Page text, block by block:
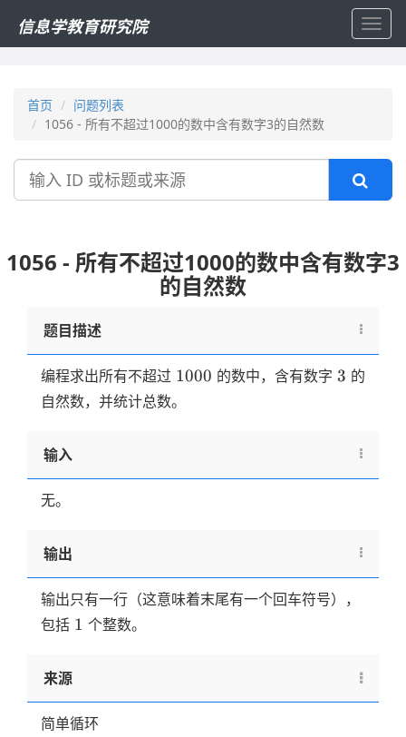
信息学教育研究院
首页
问题列表
1056 - 所有不超过1000的数中含有数字3的自然数
搜
1056 - 所有不超过1000的数中含有数字3
的自然数
题目描述
编程求出所有不超过 1000
1000 的数中，含有数字 3
3 的
自然数，并统计总数。
输入
无。
输出
输出只有一行（这意味着末尾有一个回车符号），
包括 1
1 个整数。
来源
简单循环